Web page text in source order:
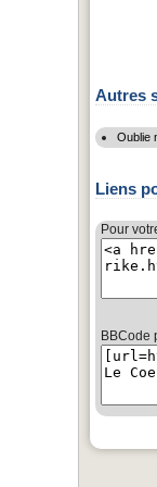
Autres
Oublie
Liens
Pour
BBCode